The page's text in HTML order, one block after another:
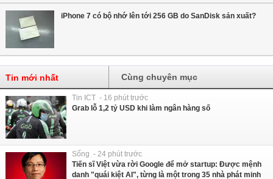
iPhone 7 có bộ nhớ lên tới 256 GB do SanDisk sản xuất?
Tin mới nhất Cùng chuyên mục
Tin ICT - 16 phút trước
Grab lỗ 1,2 tỷ USD khi làm ngân hàng số
Sống - 24 phút trước
Tiến sĩ Việt vừa rời Google để mở startup: Được mệnh
danh "quái kiệt AI", từng là một trong 35 nhà phát minh